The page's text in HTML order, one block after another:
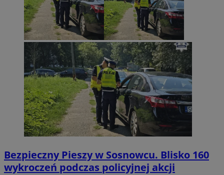
Bezpieczny Pieszy w Sosnowcu. Blisko 160
wykroczeń podczas policyjnej akcji